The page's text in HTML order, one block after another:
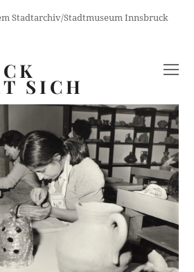
Stadtarchiv/Stadtmuseum Innsbruck
SICH